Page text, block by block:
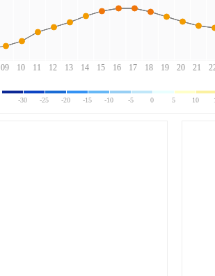
09 10 11 12 13 14 15 16 17 18 19 20 21
-30 -25 -20 -15 -10 -5 0 5 10